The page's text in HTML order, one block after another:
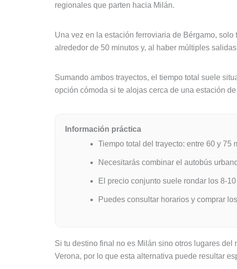
regionales que parten hacia Milán.
Una vez en la estación ferroviaria de Bérgamo,
alrededor de 50 minutos y, al haber múltiples
Sumando ambos trayectos, el tiempo total suele
opción cómoda si te alojas cerca de una estación
Información práctica
Tiempo total del trayecto: entre 60 y 75
Necesitarás combinar el autobús
El precio conjunto suele rondar los 8-
Puedes consultar horarios y comprar
Si tu destino final no es Milán sino otros lugares
Verona, por lo que esta alternativa puede resultar